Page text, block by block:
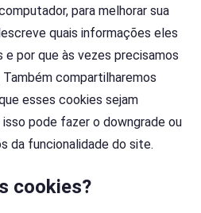
para melhorar sua
quais informações eles
por que às vezes precisamos
compartilharemos
esses cookies sejam
pode fazer o downgrade ou
da funcionalidade do site.
cookies?